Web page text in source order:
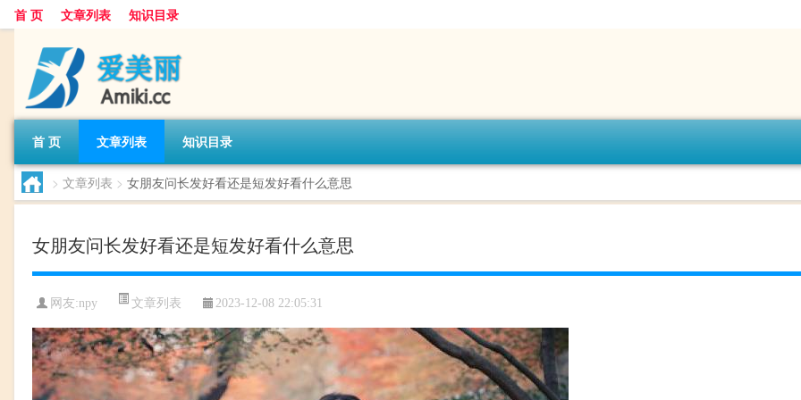
首 页 文章列表 知识目录
首 页 文章列表 知识目录
> 文章列表 > 女朋友问长发好看还是短发好看什么意思
女朋友问长发好看还是短发好看什么意思
网友:npy 文章列表 2023-12-08 22:05:31